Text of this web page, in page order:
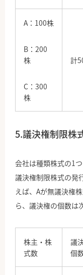
A：100株
B：200
株
C：300
株
計
5.議決権制限株
会社は種類株式の1
議決権制限株式の発
えば、Aが無議決権
ら、議決権の個数は
株主・株
式数
議
個